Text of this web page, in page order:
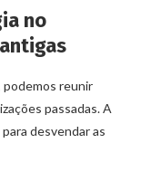
no
reunir
passadas. A
desvendar as